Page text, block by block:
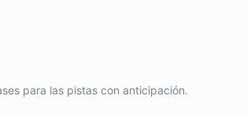
para las pistas con anticipación.